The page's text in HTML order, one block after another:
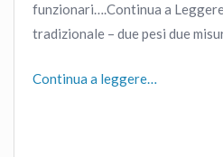
funzionari….Continua a
tradizionale – due pesi due
Continua a leggere…